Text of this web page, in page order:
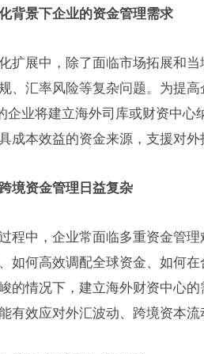
背景下企业的资金管理需求
扩展中，除了面临市场拓展和
、汇率风险等复杂问题。为提
企业将建立海外司库或财资中
成本效益的资金来源，支援对外
境资金管理日益复杂
程中，企业常面临多重资金管
如何高效调配全球资金、如何
的情况下，建立海外财资中心
有效应对外汇波动、跨境资本流